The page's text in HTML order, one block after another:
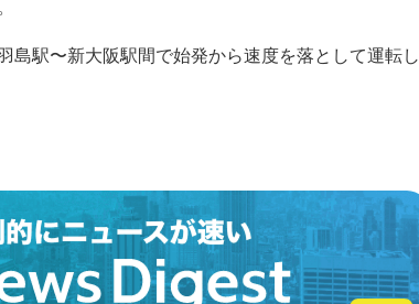
島駅〜新大阪駅間で始発から速度を落として運転し